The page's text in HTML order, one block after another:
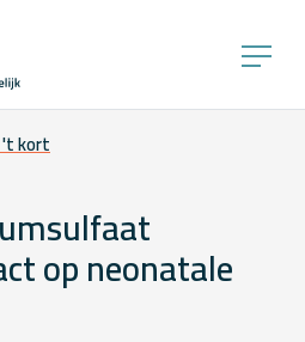
't kort
op neonatale